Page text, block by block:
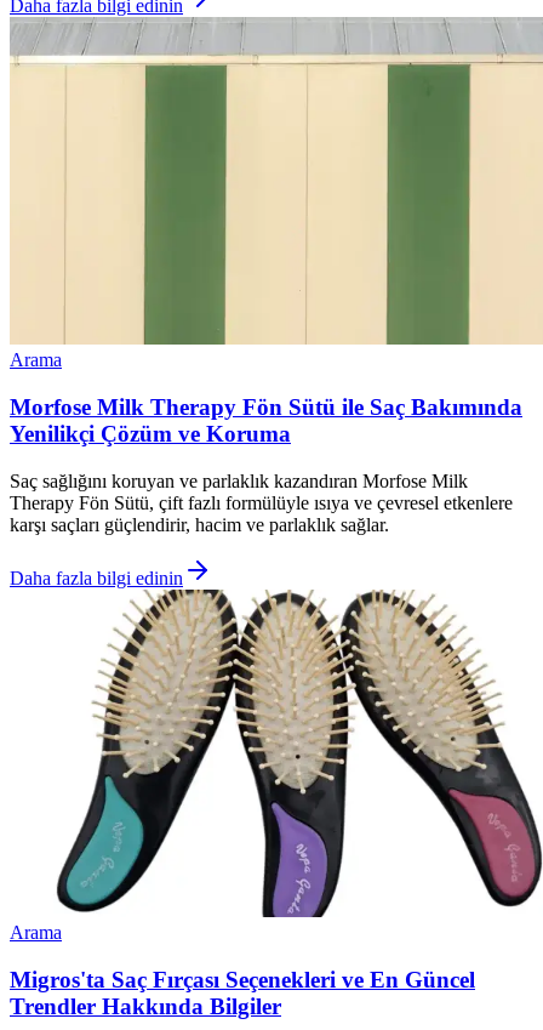
Daha fazla bilgi edinin
Arama
Morfose Milk Therapy Fön Sütü ile Saç Bakımında
Yenilikçi Çözüm ve Koruma
Saç sağlığını koruyan ve parlaklık kazandıran Morfose Milk
Therapy Fön Sütü, çift fazlı formülüyle ısıya ve çevresel etkenlere
karşı saçları güçlendirir, hacim ve parlaklık sağlar.
Daha fazla bilgi edinin
Arama
Migros'ta Saç Fırçası Seçenekleri ve En Güncel
Trendler Hakkında Bilgiler